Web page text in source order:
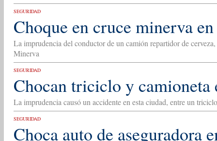
SEGURIDAD
Choque en cruce minerva
La imprudencia del conductor de un camión repartidor de
Minerva
SEGURIDAD
Chocan triciclo y camioneta
La imprudencia causó un accidente en esta ciudad, entre un
SEGURIDAD
Choca auto de aseguradora